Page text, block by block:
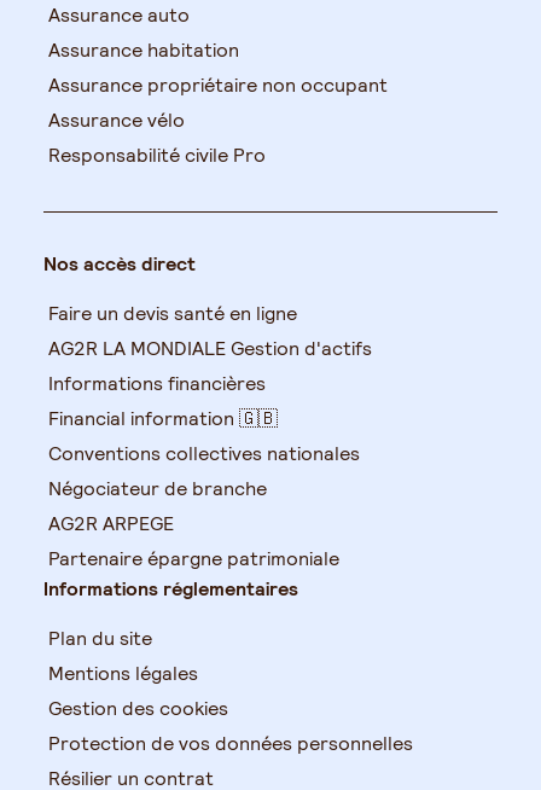
Assurance auto
Assurance habitation
Assurance propriétaire non occupant
Assurance vélo
Responsabilité civile Pro
Nos accès direct
Faire un devis santé en ligne
AG2R LA MONDIALE Gestion d'actifs
Informations financières
Financial information 🇬🇧
Conventions collectives nationales
Négociateur de branche
AG2R ARPEGE
Partenaire épargne patrimoniale
Informations réglementaires
Plan du site
Mentions légales
Gestion des cookies
Protection de vos données personnelles
Résilier un contrat